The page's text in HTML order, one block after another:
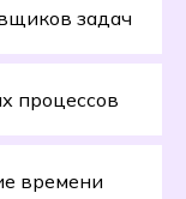
задач
процессов
времени